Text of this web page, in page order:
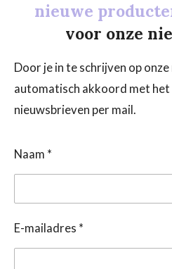
nieuwe
voor onze
Door je in te schrijven op
automatisch akkoord met het
nieuwsbrieven per mail.
Naam *
E-mailadres *